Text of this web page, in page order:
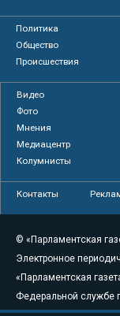
Политика
Общество
Происшествия
Видео
Фото
Мнения
Медиацентр
Колумнисты
Контакты
© «Парламентская
Электронное
«Парламентская
Федеральной службе